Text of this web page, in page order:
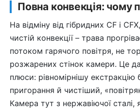
Повна конвекція: чому
На відміну від гібридних CF і
чистій конвекції – трава
потоком гарячого повітря, не
розжарених стінок камери. Це
плюси: рівномірнішу екстракцію
пригорання й чистіший,
Камера тут з нержавіючої